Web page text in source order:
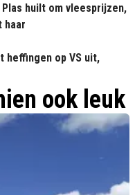
Plas huilt om vleesprijzen,
haar
heffingen op VS uit,
ook leuk